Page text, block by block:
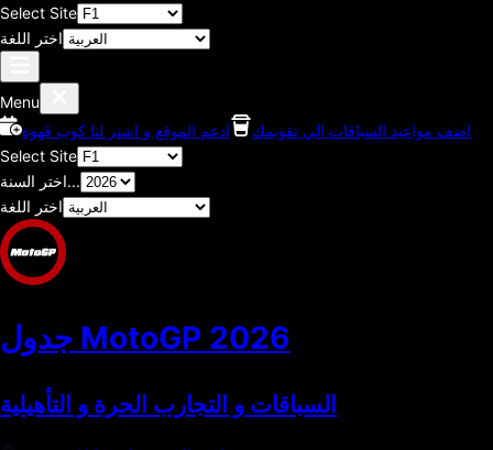
Select Site
اختر اللغة
Menu
اضف مواعيد السباقات الي تقويمك
ادعم الموقع و اشتر لنا كوب قهوة
Select Site
اختر السنة...
اختر اللغة
جدول MotoGP 2026
السباقات و التجارب الحرة و التأهيلية